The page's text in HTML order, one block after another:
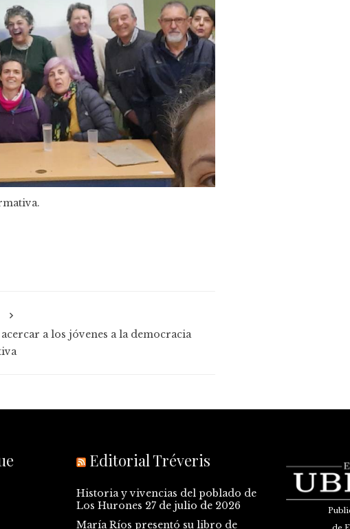
a los jóvenes a la democracia
Editorial Tréveris
Historia y vivencias del poblado de
Los Hurones 27 de julio de 2026
María Ríos presentó su libro de